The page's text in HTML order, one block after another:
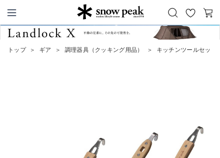
Snow Peak
お
気
カ
トップ ＞ ギア ＞ 調理器具（クッキング用品） ＞ キッチンツールセット